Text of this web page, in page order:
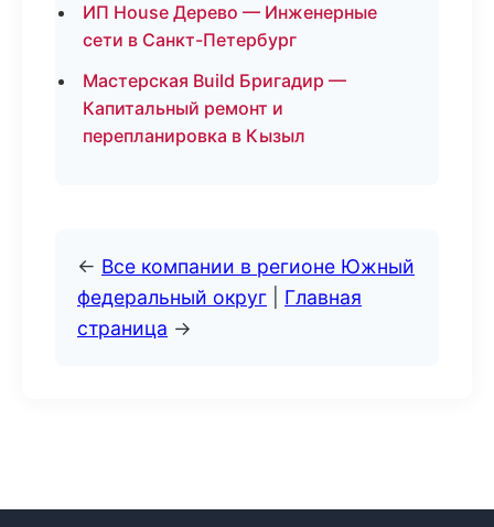
ИП House Дерево — Инженерные
сети в Санкт-Петербург
Мастерская Build Бригадир —
Капитальный ремонт и
перепланировка в Кызыл
← Все компании в регионе Южный
федеральный округ
Главная
страница →